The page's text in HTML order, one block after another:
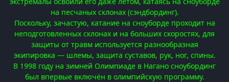
на песчаных склонах (сэндбординг).
Поскольку, зачастую, катание на сноуборде проходит на
неподготовленных склонах и на больших скоростях, для
защиты от травм используется разнообразная
экипировка — шлемы, защита суставов, рук, ног, спины.
В 1998 году на зимней Олимпиаде в Нагано сноубординг
был впервые включён в олимпийскую программу.